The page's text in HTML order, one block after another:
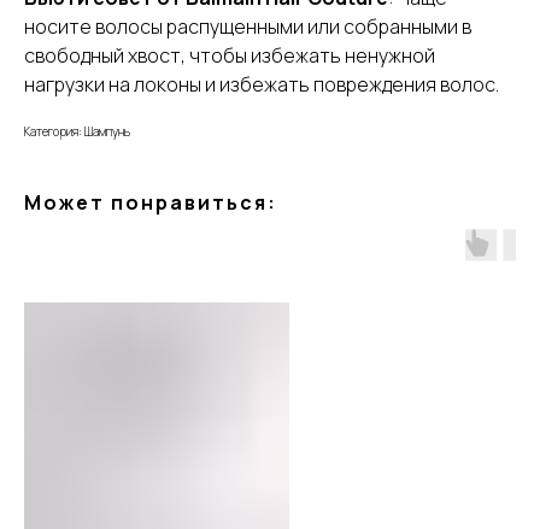
носите волосы распущенными или собранными в
свободный хвост, чтобы избежать ненужной
нагрузки на локоны и избежать повреждения волос.
Категория: Шампунь
Может понравиться: